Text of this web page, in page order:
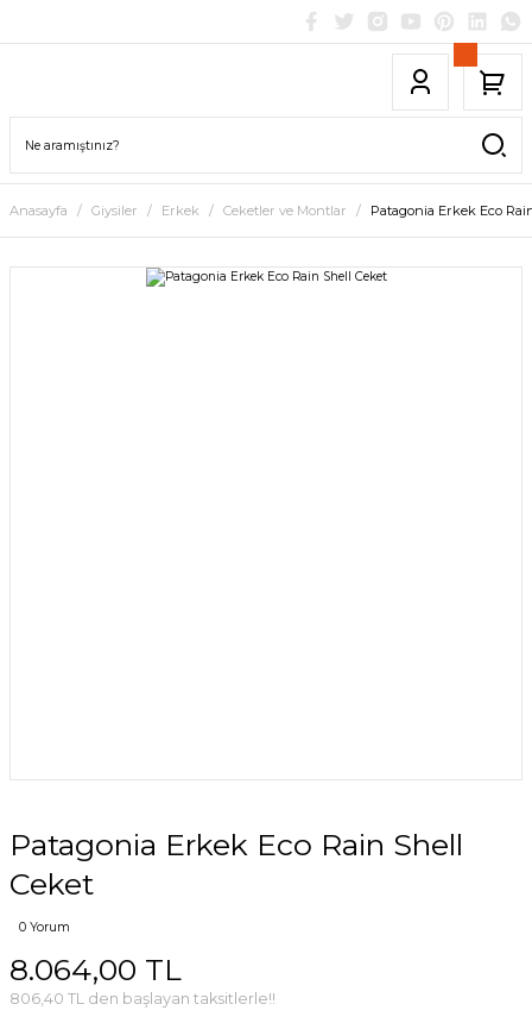
Anasayfa Giysiler Erkek Ceketler ve Montlar Patagonia Erkek Eco
Patagonia Erkek Eco Rain Shell
Ceket
0 Yorum
8.064,00 TL
806,40 TL den başlayan taksitlerle!!